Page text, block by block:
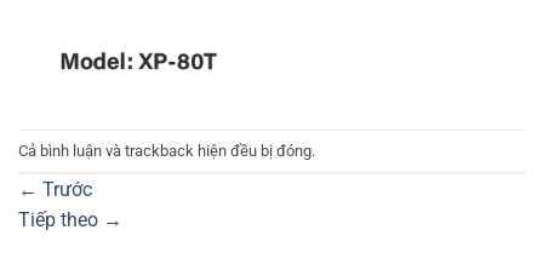
Cả bình luận và trackback hiện đều bị đóng.
← Trước
Tiếp theo →